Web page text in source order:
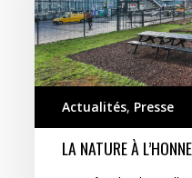
Actualités, Presse
LA NATURE À